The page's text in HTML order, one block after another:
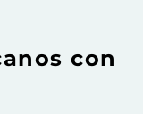
con